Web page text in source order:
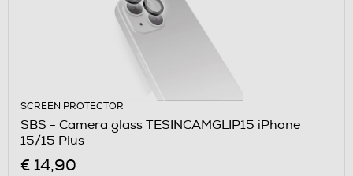
SCREEN PROTECTOR
SBS - Camera glass TESINCAMGLIP15 iPhone
15/15 Plus
€ 14,90